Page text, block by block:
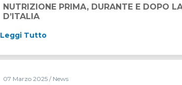
NUTRIZIONE PRIMA, DURANTE E DOPO
D’ITALIA
Leggi Tutto
07 Marzo 2025 / News